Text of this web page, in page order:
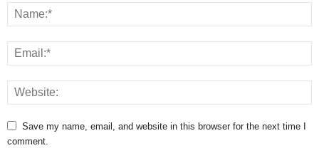
Save my name, email, and website in this browser for the next time I
comment.